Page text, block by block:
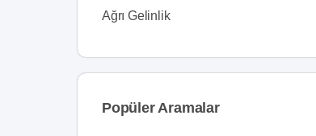
Ağrı Gelinlik
Popüler Aramalar